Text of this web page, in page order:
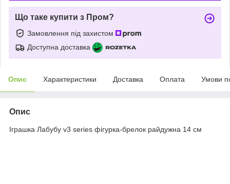
Що таке купити з Пром?
Замовлення під захистом
Доступна доставка
Опис Характеристики Доставка Оплата Умови
Опис
Іграшка Лабубу v3 series фігурка-брелок райдужна 14 см